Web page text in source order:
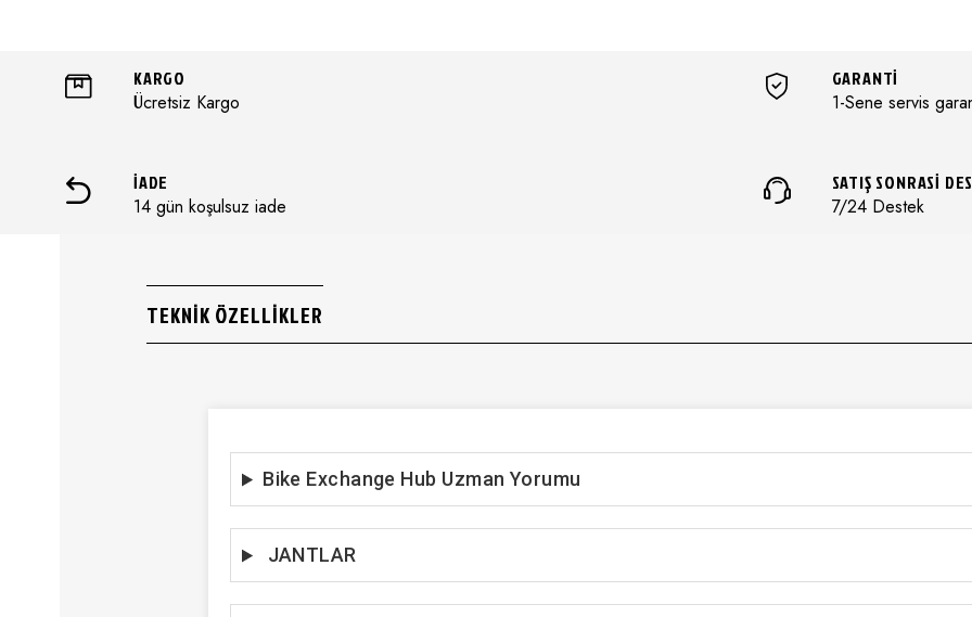
KARGO
Ücretsiz Kargo
GARANTİ
1-Sene servis
İADE
14 gün koşulsuz iade
SATIŞ SONRASI
7/24 Destek
TEKNIK ÖZELLIKLER
Bike Exchange Hub Uzman Yorumu
JANTLAR